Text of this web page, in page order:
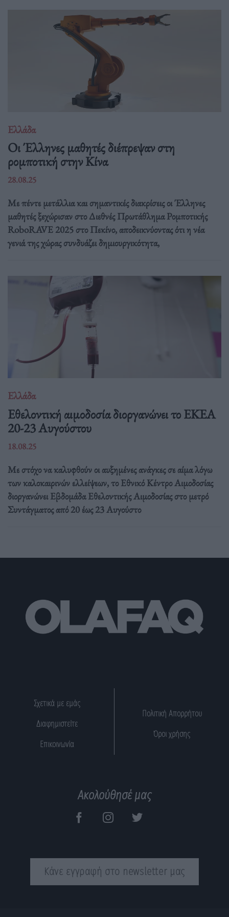
Ελλάδα
Οι Έλληνες μαθητές διέπρεψαν στη
ρομποτική στην Κίνα
28.08.25
Με πέντε μετάλλια και σημαντικές διακρίσεις οι Έλληνες
μαθητές ξεχώρισαν στο Διεθνές Πρωτάθλημα Ρομποτικής
RoboRAVE 2025 στο Πεκίνο, αποδεικνύοντας ότι η νέα
γενιά της χώρας συνδυάζει δημιουργικότητα,
Ελλάδα
Eθελοντική αιμοδοσία διοργανώνει το ΕΚΕΑ
20-23 Αυγούστου
18.08.25
Με στόχο να καλυφθούν οι αυξημένες ανάγκες σε αίμα λόγω
των καλοκαιρινών ελλείψεων, το Εθνικό Κέντρο Αιμοδοσίας
διοργανώνει Εβδομάδα Εθελοντικής Αιμοδοσίας στο μετρό
Συντάγματος από 20 έως 23 Αυγούστο
Σχετικά με εμάς
Διαφημιστείτε
Επικοινωνία
Πολιτική Απορρήτου
Όροι χρήσης
Ακολούθησέ μας
Κάνε εγγραφή στο newsletter μας